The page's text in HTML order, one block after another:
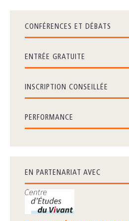
CONFÉRENCES ET DÉBATS
ENTRÉE GRATUITE
INSCRIPTION CONSEILLÉE
PERFORMANCE
EN PARTENARIAT AVEC